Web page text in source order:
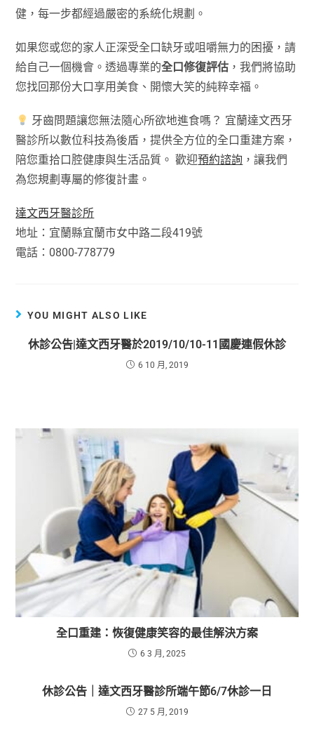
健，每一步都經過嚴密的系統化規劃。
如果您或您的家人正深受全口缺牙或咀嚼無力的困擾，請
給自己一個機會。透過專業的全口修復評估 ，我們將協助
您找回那份大口享用美食、開懷大笑的純粹幸福。
牙齒問題讓您無法隨心所欲地進食嗎？ 宜蘭達文西牙
醫診所以數位科技為後盾，提供全方位的全口重建方案，
陪您重拾口腔健康與生活品質。 歡迎預約諮詢 ，讓我們
為您規劃專屬的修復計畫。
達文西牙醫診所
地址：宜蘭縣宜蘭市女中路二段419號
電話：0800-778779
YOU MIGHT ALSO LIKE
休診公告|達文西牙醫於2019/10/10-11國慶連假休診
6 10 月, 2019
全口重建：恢復健康笑容的最佳解決方案
6 3 月, 2025
休診公告｜達文西牙醫診所端午節6/7休診一日
27 5 月, 2019